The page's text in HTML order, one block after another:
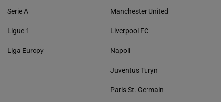
Serie A
Ligue 1
Liga Europy
Manchester United
Liverpool FC
Napoli
Juventus Turyn
Paris St. Germain